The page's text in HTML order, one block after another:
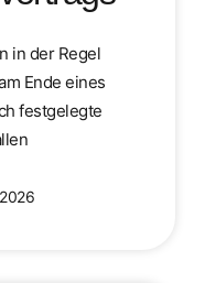
in der Regel
Ende eines
festgelegte